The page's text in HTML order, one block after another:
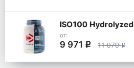
ISO100 Hydrolyzed
от:
9 971 q 11 079q